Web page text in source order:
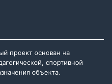
проект основан на
спортивной
объекта.